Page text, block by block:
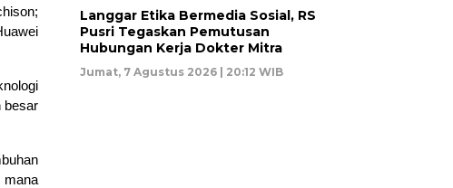
besar
Langgar Etika Bermedia Sosial, RS
Pusri Tegaskan Pemutusan
Hubungan Kerja Dokter Mitra
Jumat, 7 Agustus 2026 | 20:12 WIB